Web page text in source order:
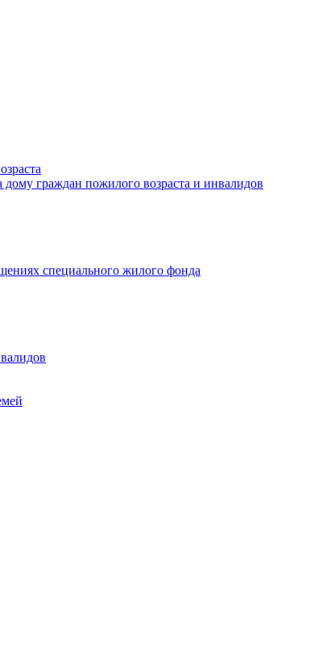
граждан пожилого возраста и инвалидов
специального жилого фонда